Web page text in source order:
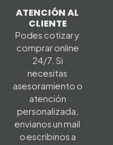
ATENCIÓN AL
CLIENTE
Podes cotizar y
comprar online
24/7. Si
necesitas
asesoramiento o
atención
personalizada,
envianos un mail
o escribinos a